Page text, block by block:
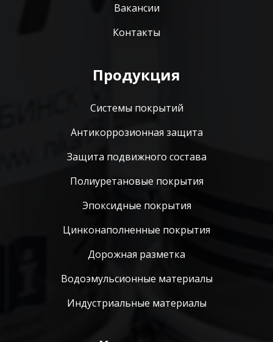
Вакансии
Контакты
Продукция
Системы покрытий
Антикоррозионная защита
Защита подвижного состава
Полиуретановые покрытия
Эпоксидные покрытия
Цинконаполненные покрытия
Дорожная разметка
Водоэмульсионные материалы
Индустриальные материалы